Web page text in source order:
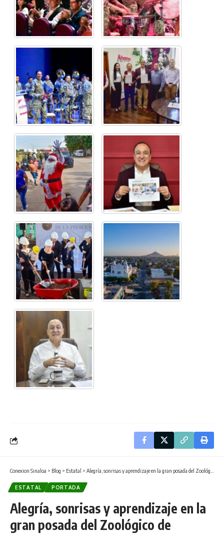
Conexion Sinaloa > Blog > Estatal > Alegría, sonrisas y aprendizaje en la gran posada del Zoológico de Culiacán.
ESTATAL PORTADA
Alegría, sonrisas y aprendizaje en la
gran posada del Zoológico de